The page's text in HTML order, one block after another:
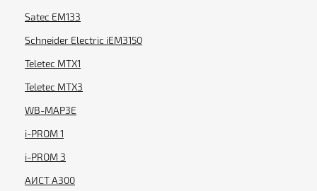
Satec EM133
Schneider Electric iEM3150
Teletec MTX1
Teletec MTX3
WB-MAP3E
i-PROM 1
i-PROM 3
АИСТ А300